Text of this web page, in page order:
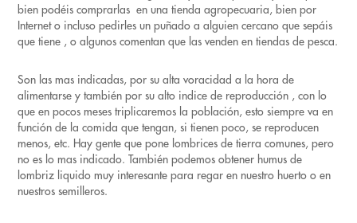
bien podéis comprarlas en una tienda agropecuaria, bien por
Internet o incluso pedirles un puñado a alguien cercano que sepáis
que tiene , o algunos comentan que las venden en tiendas de pesca.
Son las mas indicadas, por su alta voracidad a la hora de
alimentarse y también por su alto indice de reproducción , con lo
que en pocos meses triplicaremos la población, esto siempre va en
función de la comida que tengan, si tienen poco, se reproducen
menos, etc. Hay gente que pone lombrices de tierra comunes, pero
no es lo mas indicado. También podemos obtener humus de
lombriz liquido muy interesante para regar en nuestro huerto o en
nuestros semilleros.